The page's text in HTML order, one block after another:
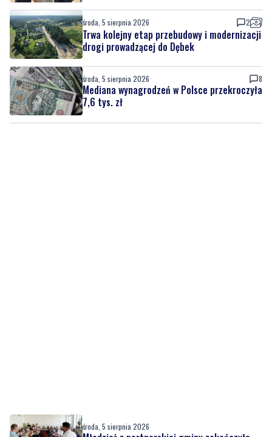
środa, 5 sierpnia 2026 2
Trwa kolejny etap przebudowy i modernizacji
drogi prowadzącej do Dębek
środa, 5 sierpnia 2026 8
Mediana wynagrodzeń w Polsce przekroczyła
7,6 tys. zł
środa, 5 sierpnia 2026